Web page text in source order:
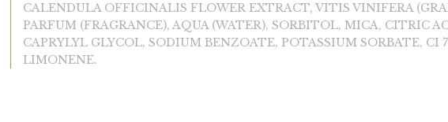
CALENDULA OFFICINALIS FLOWER EXTRACT, VITIS VINIFERA
PARFUM (FRAGRANCE), AQUA (WATER), SORBITOL, MICA, CITRIC
CAPRYLYL GLYCOL, SODIUM BENZOATE, POTASSIUM SORBATE, CI
LIMONENE.